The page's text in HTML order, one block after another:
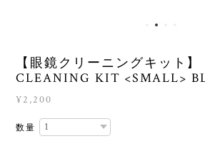
【眼鏡クリーニングキット
CLEANING KIT <SMALL>
¥2,200
数量